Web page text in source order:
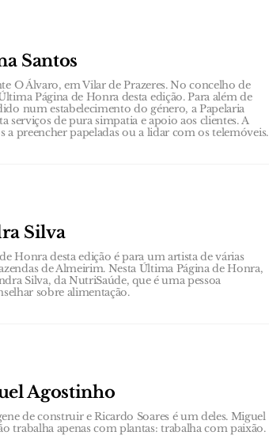
Santos
O Álvaro, em Vilar de Prazeres. No concelho de
Página de Honra desta edição. Para além de
num estabelecimento do género, a Papelaria
serviços de pura simpatia e apoio aos clientes. A
preencher papeladas ou a lidar com os telemóveis.
Silva
Honra desta edição é para um artista de várias
de Almeirim. Nesta Última Página de Honra,
Silva, da NutriSaúde, que é uma pessoa
sobre alimentação.
Agostinho
de construir e Ricardo Soares é um deles. Miguel
trabalha apenas com plantas: trabalha com paixão.